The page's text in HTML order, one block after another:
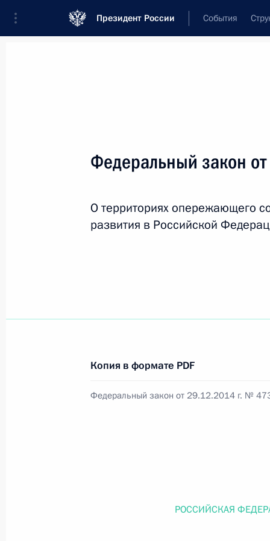
Президент России События
Текст в документе
Вид документа
Все
Официальный портал правовой информации
26 июля 2026 года
Федеральный закон
О территориях опережающего
развития в Российской
Копия в формате PDF
Федеральный закон от 29.12.2014 г. №
РОССИЙСКАЯ